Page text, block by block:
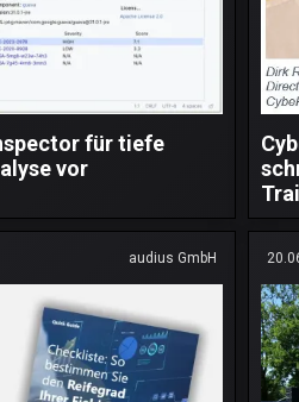
für tiefe
vor
audius GmbH